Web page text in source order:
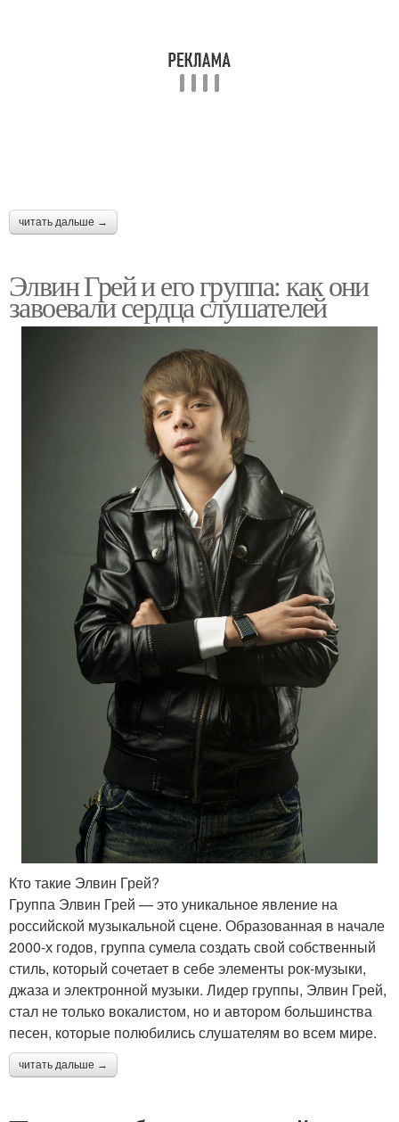
читать дальше →
Элвин Грей и его группа: как они
завоевали сердца слушателей
Кто такие Элвин Грей?
Группа Элвин Грей — это уникальное явление на
российской музыкальной сцене. Образованная в начале
2000-х годов, группа сумела создать свой собственный
стиль, который сочетает в себе элементы рок-музыки,
джаза и электронной музыки. Лидер группы, Элвин Грей,
стал не только вокалистом, но и автором большинства
песен, которые полюбились слушателям во всем мире.
читать дальше →